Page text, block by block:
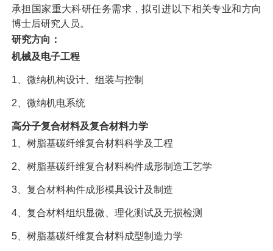
承担国家重大科研任务需求，拟引进以下相关专业和方向
博士后研究人员。
研究方向：
机械及电子工程
1 、微纳机构设计、组装与控制
2 、微纳机电系统
高分子复合材料及复合材料力学
1 、树脂基碳纤维复合材料科学及工程
2 、树脂基碳纤维复合材料构件成形制造工艺学
3、复合材料构件成形模具设计及制造
4、复合材料组织显微、理化测试及无损检测
5、树脂基碳纤维复合材料成型制造力学